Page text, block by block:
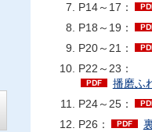
P14～17：
P18～19：
P20～21：
P22～23：
播磨ふ
P24～25：
P26：